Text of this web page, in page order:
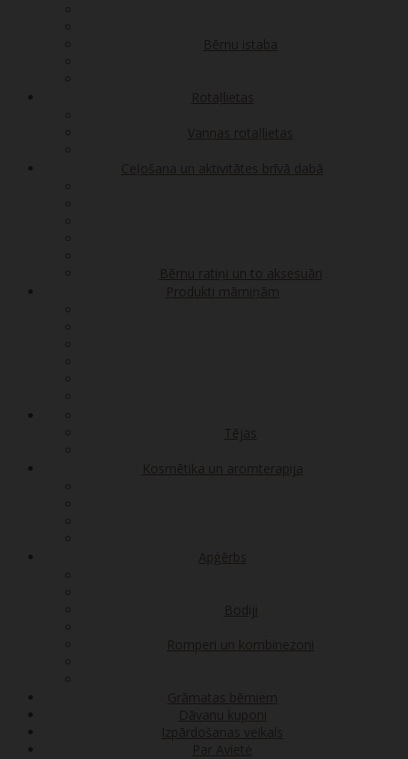
Bērnu istaba
Rotaļlietas
Vannas rotaļlietas
Ceļošana un aktivitātes brīvā dabā
Bērnu ratiņi un to aksesuāri
Produkti māmiņām
Tējas
Kosmētika un aromterapija
Apģērbs
Bodiji
Romperi un kombinezoni
Grāmatas bērniem
Dāvanu kuponi
Izpārdošanas veikals
Par Avietė